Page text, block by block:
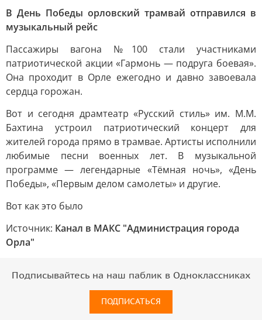
В День Победы орловский трамвай отправился в
музыкальный рейс
Пассажиры вагона №100 стали участниками
патриотической акции «Гармонь — подруга боевая».
Она проходит в Орле ежегодно и давно завоевала
сердца горожан.
Вот и сегодня драмтеатр «Русский стиль» им. М.М.
Бахтина устроил патриотический концерт для
жителей города прямо в трамвае. Артисты исполнили
любимые песни военных лет. В музыкальной
программе — легендарные «Тёмная ночь», «День
Победы», «Первым делом самолеты» и другие.
Вот как это было
Источник: Канал в МАКС "Администрация города
Орла"
Подписывайтесь на наш паблик в Одноклассниках
ПОДПИСАТЬСЯ